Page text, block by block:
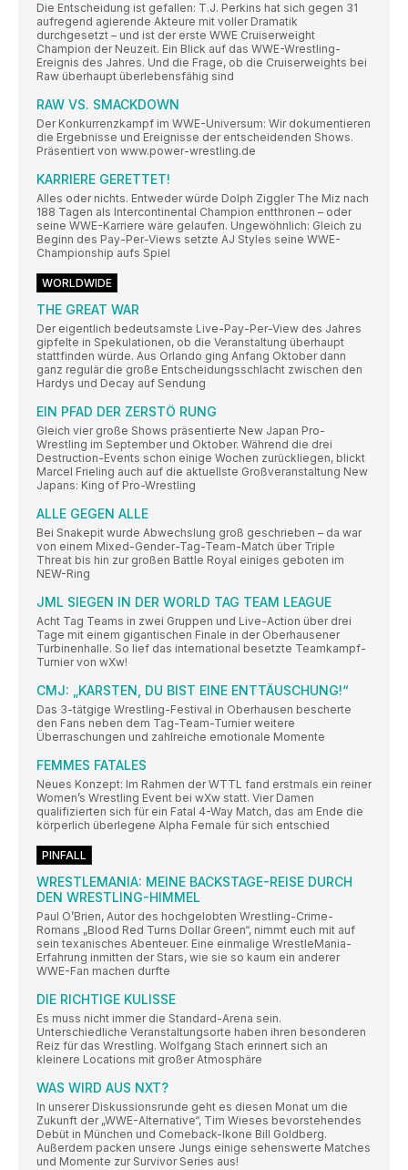
Die Entscheidung ist gefallen: T.J. Perkins hat sich gegen 31
aufregend agierende Akteure mit voller Dramatik
durchgesetzt – und ist der erste WWE Cruiserweight
Champion der Neuzeit. Ein Blick auf das WWE-Wrestling-
Ereignis des Jahres. Und die Frage, ob die Cruiserweights bei
Raw überhaupt überlebensfähig sind
RAW VS. SMACKDOWN
Der Konkurrenzkampf im WWE-Universum: Wir dokumentieren
die Ergebnisse und Ereignisse der entscheidenden Shows.
Präsentiert von www.power-wrestling.de
KARRIERE GERETTET!
Alles oder nichts. Entweder würde Dolph Ziggler The Miz nach
188 Tagen als Intercontinental Champion entthronen – oder
seine WWE-Karriere wäre gelaufen. Ungewöhnlich: Gleich zu
Beginn des Pay-Per-Views setzte AJ Styles seine WWE-
Championship aufs Spiel
WORLDWIDE
THE GREAT WAR
Der eigentlich bedeutsamste Live-Pay-Per-View des Jahres
gipfelte in Spekulationen, ob die Veranstaltung überhaupt
stattfinden würde. Aus Orlando ging Anfang Oktober dann
ganz regulär die große Entscheidungsschlacht zwischen den
Hardys und Decay auf Sendung
EIN PFAD DER ZERSTÖ RUNG
Gleich vier große Shows präsentierte New Japan Pro-
Wrestling im September und Oktober. Während die drei
Destruction-Events schon einige Wochen zurückliegen, blickt
Marcel Frieling auch auf die aktuellste Großveranstaltung New
Japans: King of Pro-Wrestling
ALLE GEGEN ALLE
Bei Snakepit wurde Abwechslung groß geschrieben – da war
von einem Mixed-Gender-Tag-Team-Match über Triple
Threat bis hin zur großen Battle Royal einiges geboten im
NEW-Ring
JML SIEGEN IN DER WORLD TAG TEAM LEAGUE
Acht Tag Teams in zwei Gruppen und Live-Action über drei
Tage mit einem gigantischen Finale in der Oberhausener
Turbinenhalle. So lief das international besetzte Teamkampf-
Turnier von wXw!
CMJ: „KARSTEN, DU BIST EINE ENTTÄUSCHUNG!“
Das 3-tätgige Wrestling-Festival in Oberhausen bescherte
den Fans neben dem Tag-Team-Turnier weitere
Überraschungen und zahlreiche emotionale Momente
FEMMES FATALES
Neues Konzept: Im Rahmen der WTTL fand erstmals ein reiner
Women’s Wrestling Event bei wXw statt. Vier Damen
qualifizierten sich für ein Fatal 4-Way Match, das am Ende die
körperlich überlegene Alpha Female für sich entschied
PINFALL
WRESTLEMANIA: MEINE BACKSTAGE-REISE DURCH
DEN WRESTLING-HIMMEL
Paul O’Brien, Autor des hochgelobten Wrestling-Crime-
Romans „Blood Red Turns Dollar Green“, nimmt euch mit auf
sein texanisches Abenteuer. Eine einmalige WrestleMania-
Erfahrung inmitten der Stars, wie sie so kaum ein anderer
WWE-Fan machen durfte
DIE RICHTIGE KULISSE
Es muss nicht immer die Standard-Arena sein.
Unterschiedliche Veranstaltungsorte haben ihren besonderen
Reiz für das Wrestling. Wolfgang Stach erinnert sich an
kleinere Locations mit großer Atmosphäre
WAS WIRD AUS NXT?
In unserer Diskussionsrunde geht es diesen Monat um die
Zukunft der „WWE-Alternative“, Tim Wieses bevorstehendes
Debüt in München und Comeback-Ikone Bill Goldberg.
Außerdem packen unsere Jungs einige sehenswerte Matches
und Momente zur Survivor Series aus!